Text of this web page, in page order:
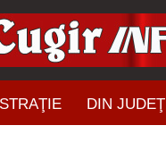
DIN JUDEŢ